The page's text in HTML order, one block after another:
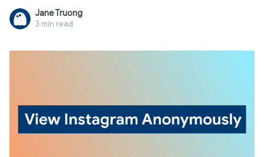
种无需等待粉丝数达标即可开始赚钱的方法。
Jane Truong
3 min read